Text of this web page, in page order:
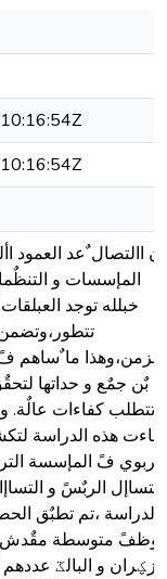
ن االتصال ٌعد العمود
المإسسات و
خبلله توجد
الزمن،وهذا ما ٌساهم
بٌن جمٌع و حداتها
تتطلب كفاءات عالٌة.
جاءت هذه الدراسة
فً المإسسة
التساإل الربٌسً و
الدراسة ،تم تطبٌق
متوسطة مقٌدش